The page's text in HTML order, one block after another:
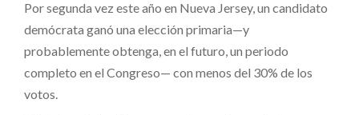
Por segunda vez este año en Nueva Jersey, un candidato
demócrata ganó una elección primaria—y
probablemente obtenga, en el futuro, un periodo
completo en el Congreso— con menos del 30% de los
votos.